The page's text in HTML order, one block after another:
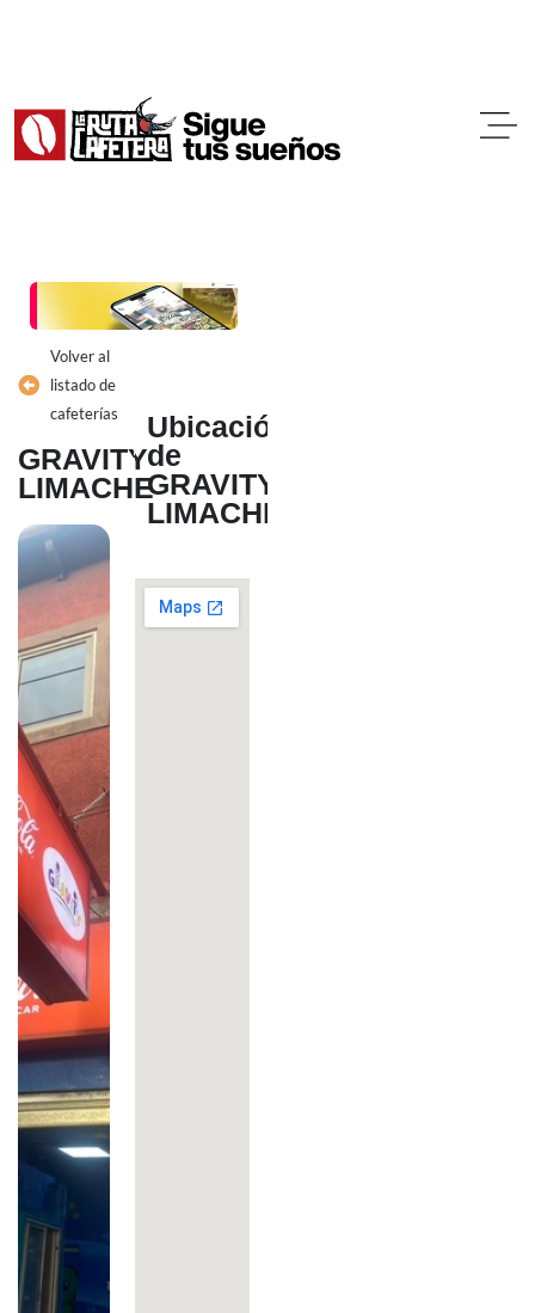
Volver al
listado de
cafeterías
GRAVITY
LIMACHE
Ubicación
de
GRAVITY
LIMACHE